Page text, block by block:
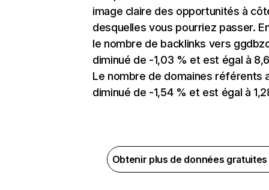
image claire des opportunités à
desquelles vous pourriez passer.
le nombre de backlinks vers
diminué de -1,03 % et est égal à
Le nombre de domaines référents
diminué de -1,54 % et est égal à
Obtenir plus de données